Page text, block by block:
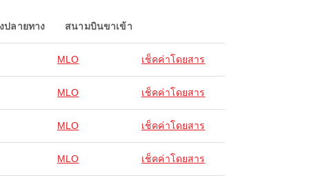
ปลายทาง สนามบินขาเข้า
MLO เช็คค่าโดยสาร
MLO เช็คค่าโดยสาร
MLO เช็คค่าโดยสาร
MLO เช็คค่าโดยสาร